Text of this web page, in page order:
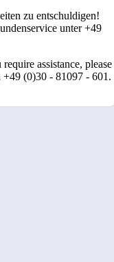
zu entschuldigen!
unter +49
assistance, please
+49 (0)30 - 81097 - 601.